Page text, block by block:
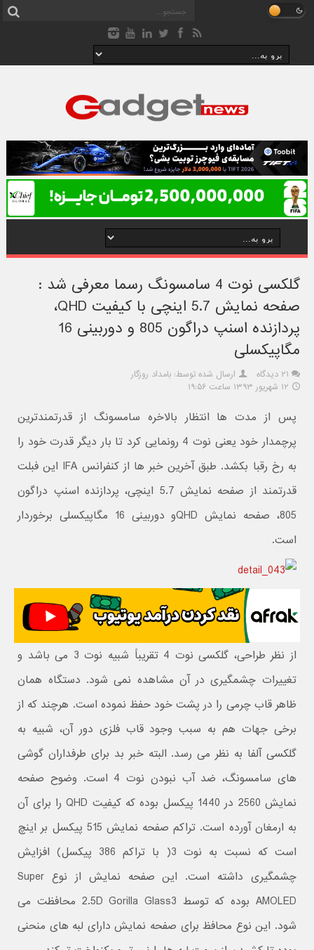
گلکسی نوت 4 سامسونگ رسما معرفی شد :
صفحه نمایش 5.7 اینچی با کیفیت QHD،
پردازنده اسنپ دراگون 805 و دوربینی 16
مگاپیکسلی
۲۱ دیدگاه
ارسال شده توسط: بامداد روزگار
۱۲ شهریور ۱۳۹۳ ساعت ۱۹:۵۶
پس از مدت ها انتظار بالاخره سامسونگ از قدرتمندترین
پرچمدار خود یعنی نوت 4 رونمایی کرد تا بار دیگر قدرت خود را
به رخ رقبا بکشد. طبق آخرین خبر ها از کنفرانس IFA این فبلت
قدرتمند از صفحه نمایش 5.7 اینچی، پردازنده اسنپ دراگون
805، صفحه نمایش QHDو دوربینی 16 مگاپیکسلی برخوردار
است.
از نظر طراحی، گلکسی نوت 4 تقریباً شبیه نوت 3 می باشد و
تغییرات چشمگیری در آن مشاهده نمی شود. دستگاه همان
ظاهر قاب چرمی را در پشت خود حفظ نموده است. هرچند که از
برخی جهات هم به سبب وجود قاب فلزی دور آن، شبیه به
گلکسی آلفا به نظر می رسد. البته خبر بد برای طرفداران گوشی
های سامسونگ، ضد آب نبودن نوت 4 است. وضوح صفحه
نمایش 2560 در 1440 پیکسل بوده که کیفیت QHD را برای آن
به ارمغان آورده است. تراکم صفحه نمایش 515 پیکسل بر اینچ
است که نسبت به نوت 3( با تراکم 386 پیکسل) افزایش
چشمگیری داشته است. این صفحه نمایش از نوع Super
AMOLED بوده که توسط 2.5D Gorilla Glass3 محافظت می
شود. این نوع محافظ برای صفحه نمایش دارای لبه های منحنی